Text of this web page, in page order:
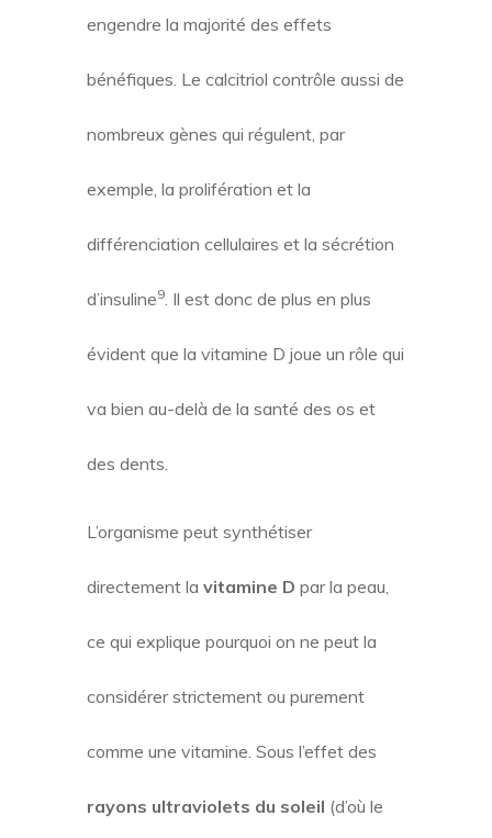
engendre la majorité des effets
bénéfiques. Le calcitriol contrôle aussi de
nombreux gènes qui régulent, par
exemple, la prolifération et la
différenciation cellulaires et la sécrétion
d’insuline9. Il est donc de plus en plus
évident que la vitamine D joue un rôle qui
va bien au-delà de la santé des os et
des dents.
L’organisme peut synthétiser
directement la vitamine D par la peau,
ce qui explique pourquoi on ne peut la
considérer strictement ou purement
comme une vitamine. Sous l’effet des
rayons ultraviolets du soleil (d’où le